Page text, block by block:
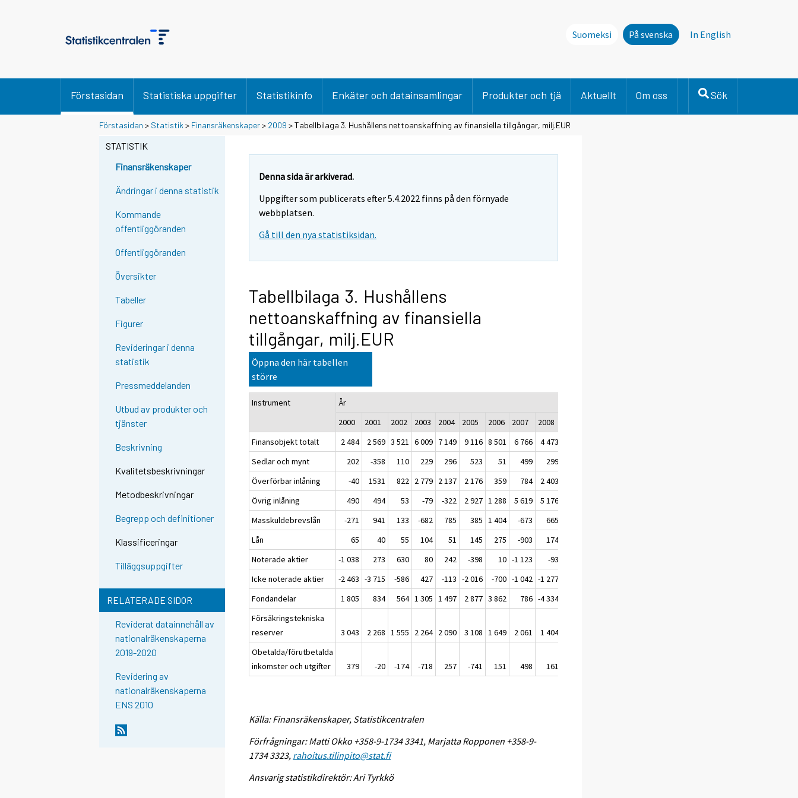
Suomeksi På svenska In English
Förstasidan Statistiska uppgifter Statistikinfo Enkäter och datainsamlingar Produkter och tjä Aktuellt Om oss Sök
Förstasidan > Statistik > Finansräkenskaper> 2009 > Tabellbilaga 3. Hushållens nettoanskaffning av finansiella tillgångar, milj.EUR
STATISTIK
Finansräkenskaper
Ändringar i denna statistik
Kommande
offentliggöranden
Offentliggöranden
Översikter
Tabeller
Figurer
Revideringar i denna
statistik
Pressmeddelanden
Utbud av produkter och
tjänster
Beskrivning
Kvalitetsbeskrivningar
Metodbeskrivningar
Begrepp och definitioner
Klassificeringar
Tilläggsuppgifter
RELATERADE SIDOR
Reviderat datainnehåll av
nationalräkenskaperna
2019-2020
Revidering av
nationalräkenskaperna
ENS 2010
Denna sida är arkiverad.
Uppgifter som publicerats efter 5.4.2022 finns på den förnyade
webbplatsen.
Gå till den nya statistiksidan.
Tabellbilaga 3. Hushållens
nettoanskaffning av finansiella
tillgångar, milj.EUR
Öppna den här tabellen
större
Instrument
År
2000
2001 2002 2003 2004 2005 2006 2007 2008
Finansobjekt totalt
2 484 2 569 3 521 6 009 7 149 9 116 8 501 6 766 4 473
Sedlar och mynt
202 -358 110 229 296 523 51 499 299
Överförbar inlåning
-40 1531 822 2 779 2 137 2 176 359 784 2 403
Övrig inlåning
490 494 53 -79 -322 2 927 1 288 5 619 5 176
Masskuldebrevslån
-271 941 133 -682 785 385 1 404 -673 665
Lån
65 40 55 104 51 145 275 -903 174
Noterade aktier
-1 038 273 630 80 242 -398 10 -1 123 -93
Icke noterade aktier
-2 463 -3 715 -586 427 -113 -2 016 -700 -1 042 -1 277
Fondandelar
1 805 834 564 1 305 1 497 2 877 3 862 786 -4 334
Försäkringstekniska
reserver
3 043 2 268 1 555 2 264 2 090 3 108 1 649 2 061 1 404
Obetalda/förutbetalda
inkomster och utgifter
379 -20 -174 -718 257 -741 151 498 161
Källa: Finansräkenskaper, Statistikcentralen
Förfrågningar: Matti Okko +358-9-1734 3341, Marjatta Ropponen +358-9-
1734 3323, rahoitus.tilinpito@stat.fi
Ansvarig statistikdirektör: Ari Tyrkkö